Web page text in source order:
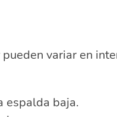
variar en
espalda baja.